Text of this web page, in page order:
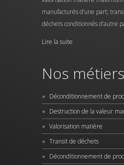
manufacturés d’une part;
déchets conditionnés d’autre
Lire la suite
Nos métiers
Déconditionnement de
Destruction de la valeur
Valorisation matière
Transit de déchets
Déconditionnement de